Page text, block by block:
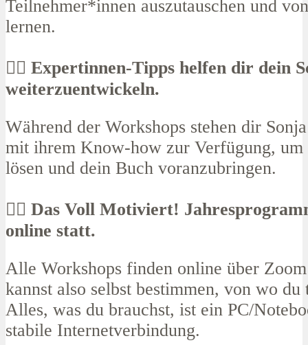
Teilnehmer*innen auszutauschen und
lernen.
✍🏽 Expertinnen-Tipps helfen dir dein
weiterzuentwickeln.
Während der Workshops stehen dir
mit ihrem Know-how zur Verfügung, um
lösen und dein Buch voranzubringen.
✍🏼 Das Voll Motiviert!
online statt.
Alle Workshops finden online über
kannst also selbst bestimmen, von wo
Alles, was du brauchst, ist ein PC/
stabile Internetverbindung.